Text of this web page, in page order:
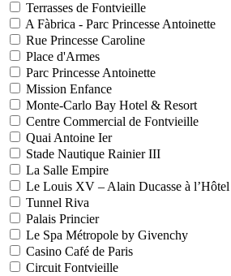
Terrasses de Fontvieille
A Fàbrica - Parc Princesse Antoinette
Rue Princesse Caroline
Place d'Armes
Parc Princesse Antoinette
Mission Enfance
Monte-Carlo Bay Hotel & Resort
Centre Commercial de Fontvieille
Quai Antoine Ier
Stade Nautique Rainier III
La Salle Empire
Le Louis XV – Alain Ducasse à l’Hôtel
Tunnel Riva
Palais Princier
Le Spa Métropole by Givenchy
Casino Café de Paris
Circuit Fontvieille